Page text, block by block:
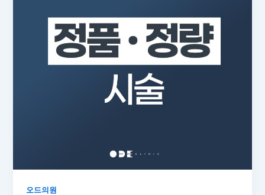
오드의원